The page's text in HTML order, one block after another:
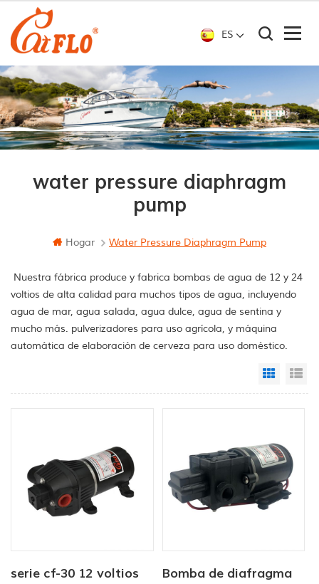
ES
water pressure diaphragm
pump
Hogar Water Pressure Diaphragm Pump
Nuestra fábrica produce y fabrica bombas de agua de 12 y 24
voltios de alta calidad para muchos tipos de agua, incluyendo
agua de mar, agua salada, agua dulce, agua de sentina y
mucho más. pulverizadores para uso agrícola, y máquina
automática de elaboración de cerveza para uso doméstico.
Grid
serie cf-30 12 voltios
Bomba de diafragma